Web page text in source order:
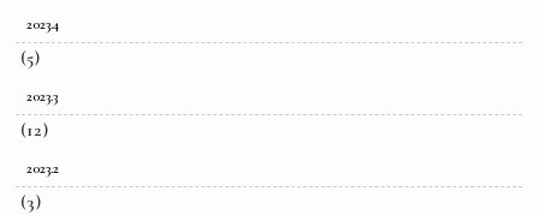
2023.4
(5)
2023.3
(12)
2023.2
(3)